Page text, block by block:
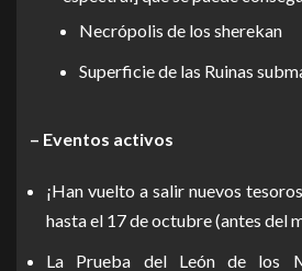
Necrópolis de los sherekan
Superficie de las Ruinas
– Eventos activos
¡Han vuelto a salir nuevos
hasta el 17 de octubre (antes del
La Prueba del León de los